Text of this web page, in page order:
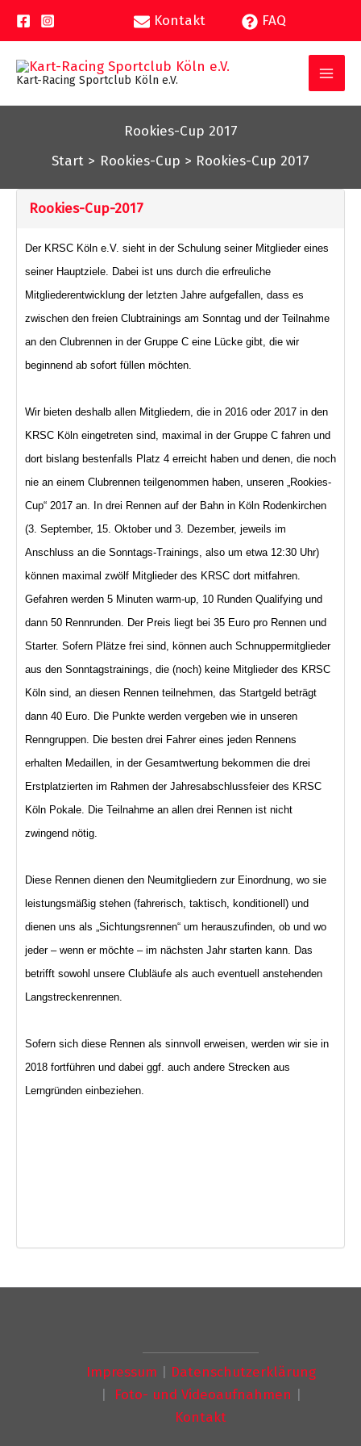
Inhalt
Kontakt FAQ
Kart-Racing Sportclub Köln e.V.
Rookies-Cup 2017
Start
Rookies-Cup Rookies-Cup 2017
Rookies-Cup-2017
Der KRSC Köln e.V. sieht in der Schulung seiner Mitglieder eines
seiner Hauptziele. Dabei ist uns durch die erfreuliche
Mitgliederentwicklung der letzten Jahre aufgefallen, dass es
zwischen den freien Clubtrainings am Sonntag und der Teilnahme
an den Clubrennen in der Gruppe C eine Lücke gibt, die wir
beginnend ab sofort füllen möchten.
Wir bieten deshalb allen Mitgliedern, die in 2016 oder 2017 in den
KRSC Köln eingetreten sind, maximal in der Gruppe C fahren und
dort bislang bestenfalls Platz 4 erreicht haben und denen, die noch
nie an einem Clubrennen teilgenommen haben, unseren „Rookies-
Cup“ 2017 an. In drei Rennen auf der Bahn in Köln Rodenkirchen
(3. September, 15. Oktober und 3. Dezember, jeweils im
Anschluss an die Sonntags-Trainings, also um etwa 12:30 Uhr)
können maximal zwölf Mitglieder des KRSC dort mitfahren.
Gefahren werden 5 Minuten warm-up, 10 Runden Qualifying und
dann 50 Rennrunden. Der Preis liegt bei 35 Euro pro Rennen und
Starter. Sofern Plätze frei sind, können auch Schnuppermitglieder
aus den Sonntagstrainings, die (noch) keine Mitglieder des KRSC
Köln sind, an diesen Rennen teilnehmen, das Startgeld beträgt
dann 40 Euro. Die Punkte werden vergeben wie in unseren
Renngruppen. Die besten drei Fahrer eines jeden Rennens
erhalten Medaillen, in der Gesamtwertung bekommen die drei
Erstplatzierten im Rahmen der Jahresabschlussfeier des KRSC
Köln Pokale. Die Teilnahme an allen drei Rennen ist nicht
zwingend nötig.
Diese Rennen dienen den Neumitgliedern zur Einordnung, wo sie
leistungsmäßig stehen (fahrerisch, taktisch, konditionell) und
dienen uns als „Sichtungsrennen“ um herauszufinden, ob und wo
jeder – wenn er möchte – im nächsten Jahr starten kann. Das
betrifft sowohl unsere Clubläufe als auch eventuell anstehenden
Langstreckenrennen.
Sofern sich diese Rennen als sinnvoll erweisen, werden wir sie in
2018 fortführen und dabei ggf. auch andere Strecken aus
Lerngründen einbeziehen.
Impressum
Datenschutzerklärung
Foto- und Videoaufnahmen
Kontakt